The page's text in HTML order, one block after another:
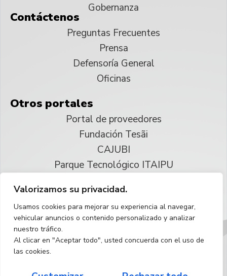
Valorizamos su privacidad.
Usamos cookies para mejorar su experiencia al navegar,
vehicular anuncios o contenido personalizado y analizar
nuestro tráfico.
Al clicar en "Aceptar todo", usted concuerda con el uso de
las cookies.
Gobernanza
Contáctenos
Preguntas Frecuentes
Prensa
Defensoría General
Oficinas
Otros portales
Portal de proveedores
Fundación Tesãi
CAJUBI
Parque Tecnológico ITAIPU
Reservados todos los derechos
Español